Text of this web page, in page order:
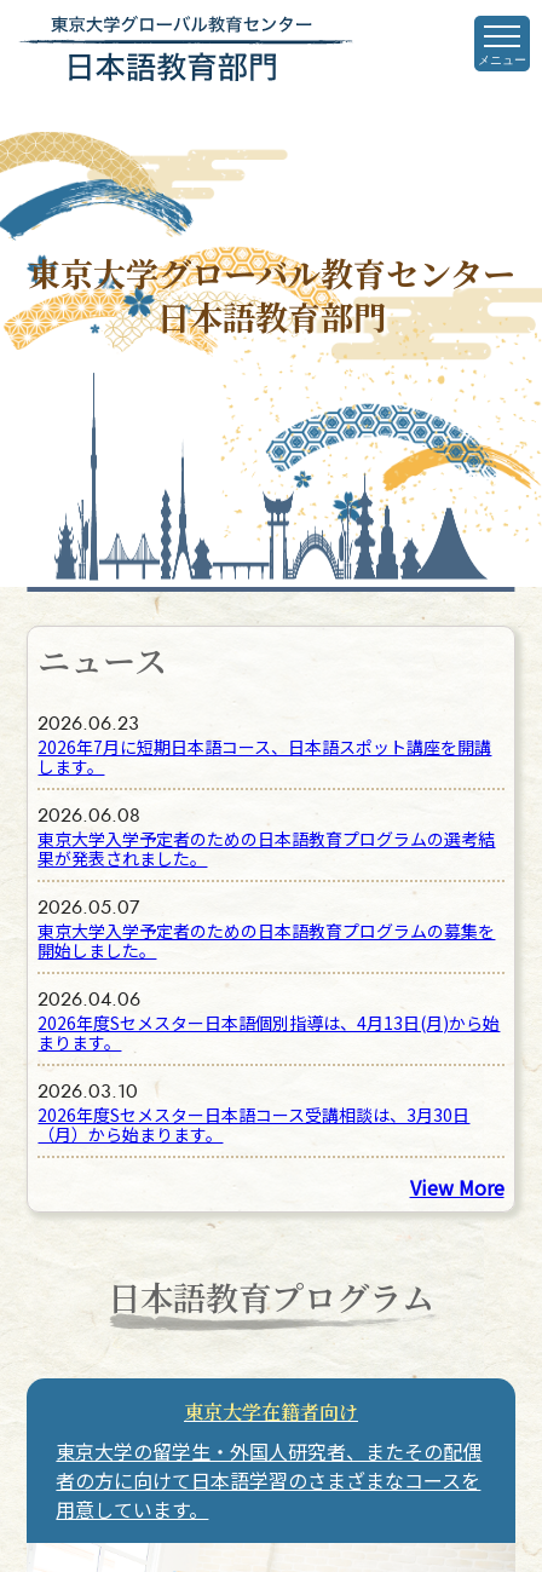
東京大学グローバル教育センター
日本語教育部門
ニュース
2026.06.23
2026年7月に短期日本語コース、日本語スポット講座を開講
します。
2026.06.08
東京大学入学予定者のための日本語教育プログラムの選考結
果が発表されました。
2026.05.07
東京大学入学予定者のための日本語教育プログラムの募集を
開始しました。
2026.04.06
2026年度Sセメスター日本語個別指導は、4月13日(月)から始
まります。
2026.03.10
2026年度Sセメスター日本語コース受講相談は、3月30日
（月）から始まります。
View More
日本語教育プログラム
東京大学在籍者向け
東京大学の留学生・外国人研究者、またその配偶
者の方に向けて日本語学習のさまざまなコースを
用意しています。